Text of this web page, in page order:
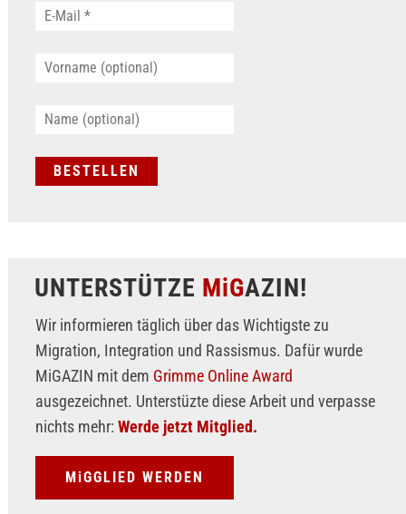
UNTERSTÜTZE MiGAZIN!
Wir informieren täglich über das Wichtigste zu
Migration, Integration und Rassismus. Dafür wurde
MiGAZIN mit dem Grimme Online Award
ausgezeichnet. Unterstüzte diese Arbeit und verpasse
nichts mehr: Werde jetzt Mitglied.
MiGGLIED WERDEN